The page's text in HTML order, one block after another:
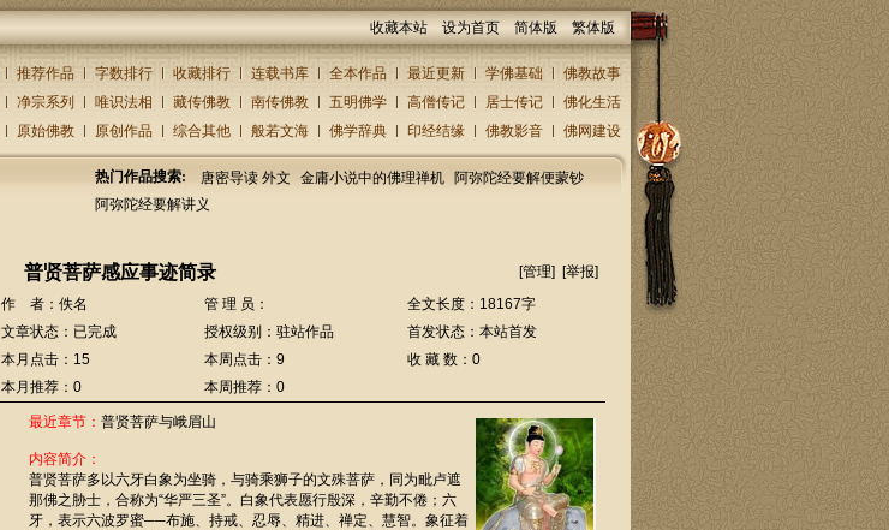
收藏本站 设为首页 简体版 繁体版
推荐作品 字数排行 收藏排行 连载书库 全本作品 最近更新 学佛基础
佛教故事
净宗系列 唯识法相 藏传佛教 南传佛教 五明佛学 高僧传记 居士传记
佛化生活
原始佛教 原创作品 综合其他 般若文海 佛学辞典 印经结缘 佛教影音 佛网建设
热门作品搜索: 唐密导读 外文 金庸小说中的佛理禅机
阿弥陀经要解便蒙钞
阿弥陀经要解讲义
普贤菩萨感应事迹简录 [管理] [举报]
作 者：佚名 管 理 员：
全文长度：18167字
文章状态：已完成 授权级别：驻站作品
首发状态：本站首发
本月点击：15 本周点击：9
收 藏 数：0
本月推荐：0 本周推荐：0
最近章节： 普贤菩萨与峨眉山
内容简介：
普贤菩萨多以六牙白象为坐骑，与骑乘狮子的文殊菩萨，同为毗卢遮
那佛之胁士，合称为“华严三圣”。白象代表愿行殷深，辛勤不倦；六
牙，表示六波罗蜜──布施、持戒、忍辱、精进、禅定、慧智。象征着